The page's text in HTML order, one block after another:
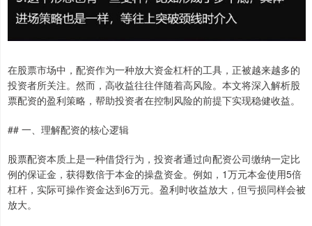
在股票市场中，配资作为一种放大资金杠杆的工具，正被越来越多的
投资者所关注。然而，高收益往往伴随着高风险。本文将深入解析股
票配资的盈利策略，帮助投资者在控制风险的前提下实现稳健收益。
## 一、理解配资的核心逻辑
股票配资本质上是一种借贷行为，投资者通过向配资公司缴纳一定比
例的保证金，获得数倍于本金的操盘资金。例如，1万元本金使用5倍
杠杆，实际可操作资金达到6万元。盈利时收益放大，但亏损同样会被
放大。